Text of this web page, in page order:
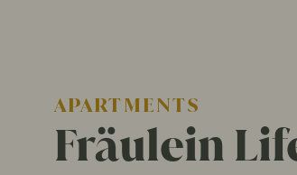
APARTMENTS
Fräulein